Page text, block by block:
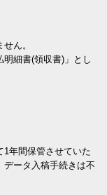
ん。
細書(領収書)」とし
1年間保管させていた
データ入稿手続きは不